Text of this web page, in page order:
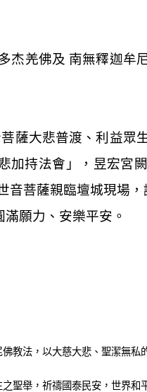
杰羌佛及 南無釋迦牟
薩大悲普渡、利益眾
加持法會」，昱宏宮
音菩薩親臨壇城現場
願力、安樂平安。
教法，以大慈大悲、聖潔無私
聖舉，祈禱國泰民安，世界和